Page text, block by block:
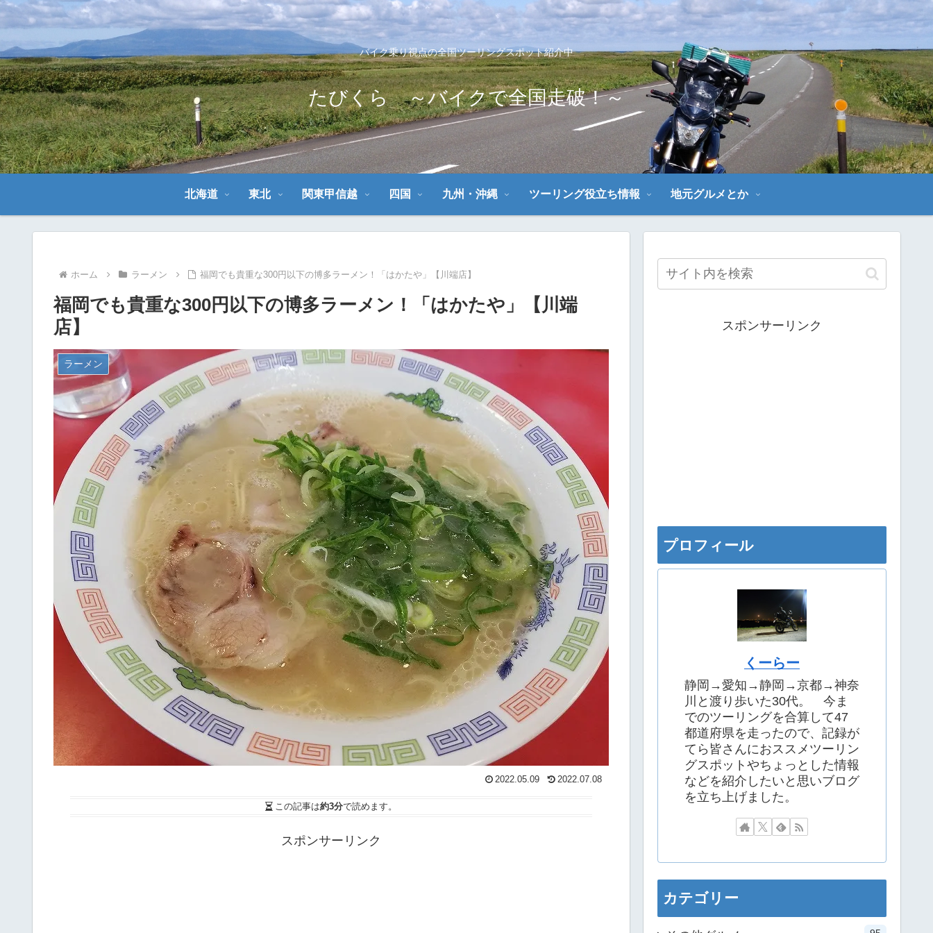
バイク乗り視点の全国ツーリングスポット紹介中
たびくら ～バイクで全国走破！～
北海道 東北 関東甲信越 四国 九州・沖縄 ツーリング役立ち情報 地元グルメとか
ホーム ラーメン 福岡でも貴重な300円以下の博多ラーメン！「はかたや」【川端店】
福岡でも貴重な300円以下の博多ラーメン！「はかたや」【川端
店】
ラーメン
2022.05.09 2022.07.08
この記事は約3分で読めます。
スポンサーリンク
スポンサーリンク
プロフィール
くーらー
静岡→愛知→静岡→京都→神奈
川と渡り歩いた30代。 今ま
でのツーリングを合算して47
都道府県を走ったので、記録が
てら皆さんにおススメツーリン
グスポットやちょっとした情報
などを紹介したいと思いブログ
を立ち上げました。
カテゴリー